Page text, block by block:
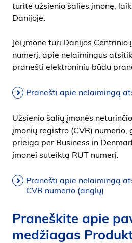
turite užsienio šalies įmonę,
Danijoje.
Jei įmonė turi Danijos Centrinio
numerį, apie nelaimingus
pranešti elektroniniu būdu
Pranešti apie nelaimingą
Užsienio šalių įmonės
įmonių registro (CVR)
prieiga per Business in
įmonei suteiktą RUT numerį.
Pranešti apie nelaimingą
CVR numerio (anglų)
Praneškite apie
medžiagas